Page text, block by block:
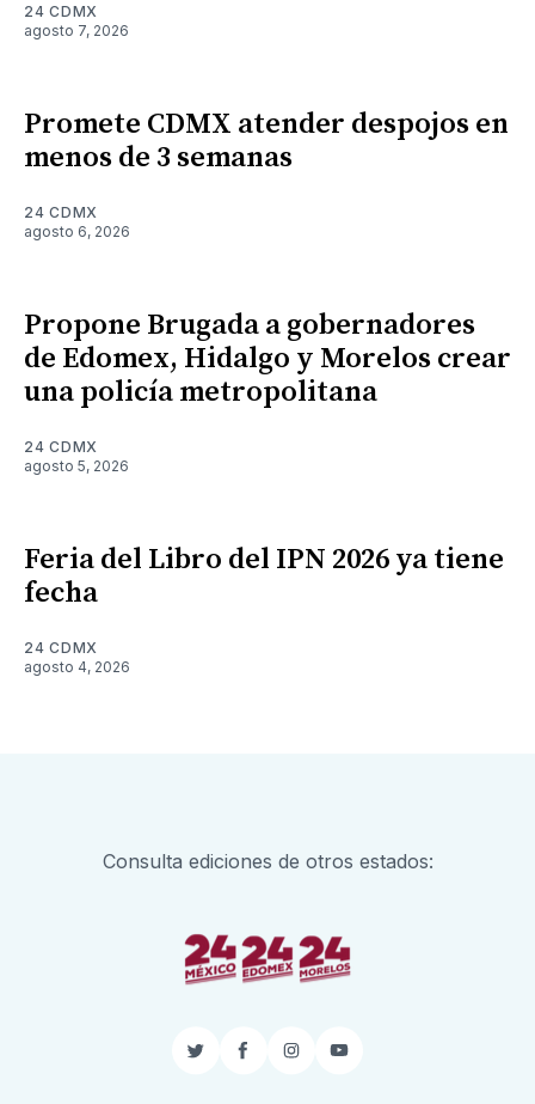
24 CDMX
agosto 7, 2026
Promete CDMX atender despojos en
menos de 3 semanas
24 CDMX
agosto 6, 2026
Propone Brugada a gobernadores
de Edomex, Hidalgo y Morelos crear
una policía metropolitana
24 CDMX
agosto 5, 2026
Feria del Libro del IPN 2026 ya tiene
fecha
24 CDMX
agosto 4, 2026
Consulta ediciones de otros estados:
TwitterFacebook
InstagramYouTube